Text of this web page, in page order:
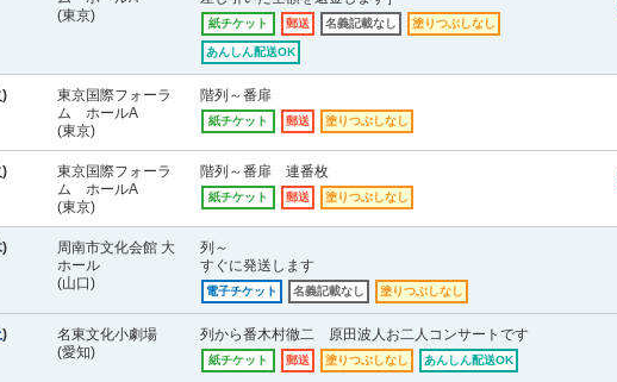
(東京)
紙チケット 郵送 名義記載なし 塗りつぶしなし
あんしん配送OK
)
東京国際フォーラ
ム ホールA
(東京)
階列～番扉
紙チケット 郵送 塗りつぶしなし
)
東京国際フォーラ
ム ホールA
(東京)
階列～番扉 連番枚
紙チケット 郵送 塗りつぶしなし
)
周南市文化会館 大
ホール
(山口)
列～
すぐに発送します
電子チケット 名義記載なし 塗りつぶしなし
)
名東文化小劇場
(愛知)
列から番木村徹二 原田波人お二人コンサートです
紙チケット 郵送 塗りつぶしなし あんしん配送OK